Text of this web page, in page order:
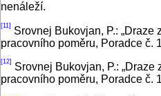
nenáleží.
[11]
Srovnej Bukovjan, P.: „Draze
pracovního poměru, Poradce č.
[12]
Srovnej Bukovjan, P.: „Draze
pracovního poměru, Poradce č.